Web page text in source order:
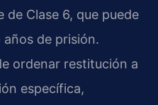
de Clase 6, que puede
de prisión.
ordenar restitución a
específica,